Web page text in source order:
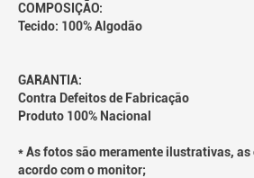
COMPOSIÇÃO:
Tecido: 100% Algodão
GARANTIA:
Contra Defeitos de Fabricação
Produto 100% Nacional
* As fotos são meramente ilustrativas, as
acordo com o monitor;